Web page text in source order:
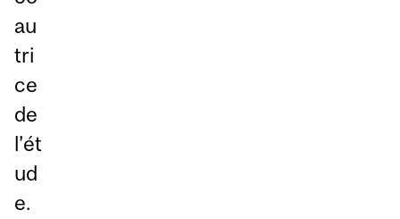
au
tri
ce
de
l’ét
ud
e.